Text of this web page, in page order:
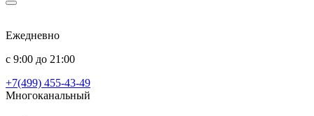
Ежедневно
с 9:00 до 21:00
+7(499) 455-43-49
Многоканальный